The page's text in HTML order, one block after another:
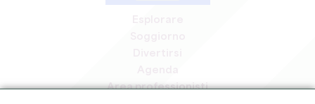
Area professionisti